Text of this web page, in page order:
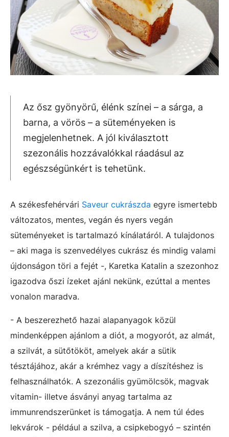
Az ősz gyönyörű, élénk színei – a sárga, a
barna, a vörös – a süteményeken is
megjelenhetnek. A jól kiválasztott
szezonális hozzávalókkal ráadásul az
egészségünkért is tehetünk.
A székesfehérvári Saveur cukrászda egyre ismertebb
változatos, mentes, vegán és nyers vegán
süteményeket is tartalmazó kínálatáról. A tulajdonos
– aki maga is szenvedélyes cukrász és mindig valami
újdonságon töri a fejét -, Karetka Katalin a szezonhoz
igazodva őszi ízeket ajánl nekünk, ezúttal a mentes
vonalon maradva.
- A beszerezhető hazai alapanyagok közül
mindenképpen ajánlom a diót, a mogyorót, az almát,
a szilvát, a sütőtököt, amelyek akár a sütik
tésztájához, akár a krémhez vagy a díszítéshez is
felhasználhatók. A szezonális gyümölcsök, magvak
vitamin- illetve ásványi anyag tartalma az
immunrendszerünket is támogatja. A nem túl édes
lekvárok - például a szilva, a csipkebogyó – szintén